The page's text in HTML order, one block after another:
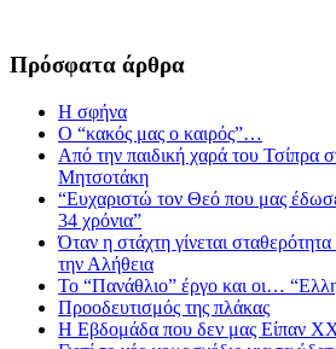
Πρόσφατα άρθρα
Η σφήνα
Ο “κακός μας ο καιρός”…
Από την παιδική χαρά του Τσίπρα
Μητσοτάκη
“Ευχαριστώ τον Θεό που μας
34 χρόνια”
Όταν η στάχτη γίνεται
την Αλήθεια
Το “Πανάθλιο” έργο και οι…
Προοδευτισμός της πλάκας
Η Εβδομάδα που δεν μας Είπαν